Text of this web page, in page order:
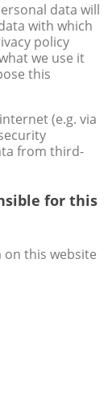
data will
with which
policy
we use it
this
(e.g. via
from third-
for this
this website